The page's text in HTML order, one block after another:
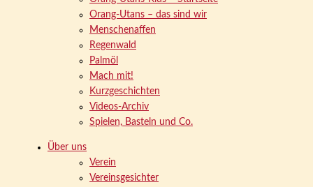
Orang-Utans – das sind wir
Menschenaffen
Regenwald
Palmöl
Mach mit!
Kurzgeschichten
Videos-Archiv
Spielen, Basteln und Co.
Über uns
Verein
Vereinsgesichter